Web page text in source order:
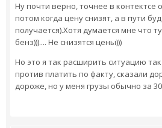
Ну почти верно, точнее в контектсе
потом когда цену снизят, а в пути
получается).Хотя думается мне что
бенз))).... Не снизятся цены)))
Но это я так расширить ситуацию
против платить по факту, сказали
дороже, но у меня грузы обычно за